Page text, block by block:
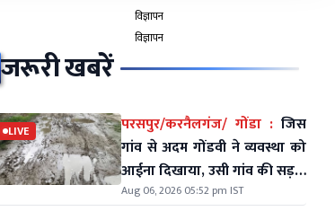
विज्ञापन
विज्ञापन
जरूरी खबरें
LIVE परसपुर/करनैलगंज/ गोंडा : जिस
गांव से अदम गोंडवी ने व्यवस्था को
आईना दिखाया, उसी गांव की सड़कें
आज भी कीचड़ और गड्ढों में तब्दील
Aug 06, 2026 05:52 pm IST